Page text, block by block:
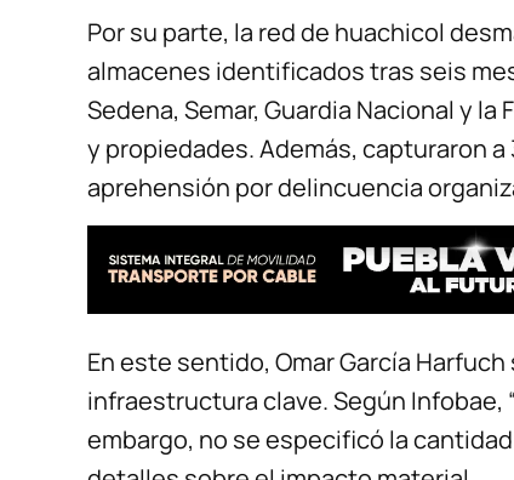
Por su parte, la red de huachicol
almacenes identificados tras seis
Sedena, Semar, Guardia Nacional y
y propiedades. Además, capturaron
aprehensión por delincuencia
En este sentido, Omar García
infraestructura clave. Según Infobae,
embargo, no se especificó la